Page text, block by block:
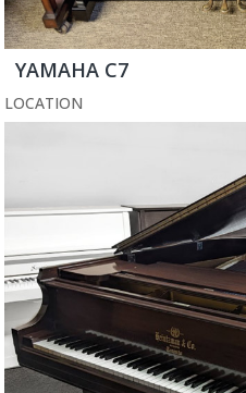
YAMAHA C7
LOCATION